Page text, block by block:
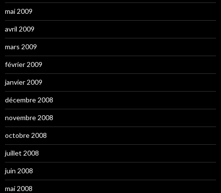
mai 2009
avril 2009
mars 2009
février 2009
janvier 2009
décembre 2008
novembre 2008
octobre 2008
juillet 2008
juin 2008
mai 2008